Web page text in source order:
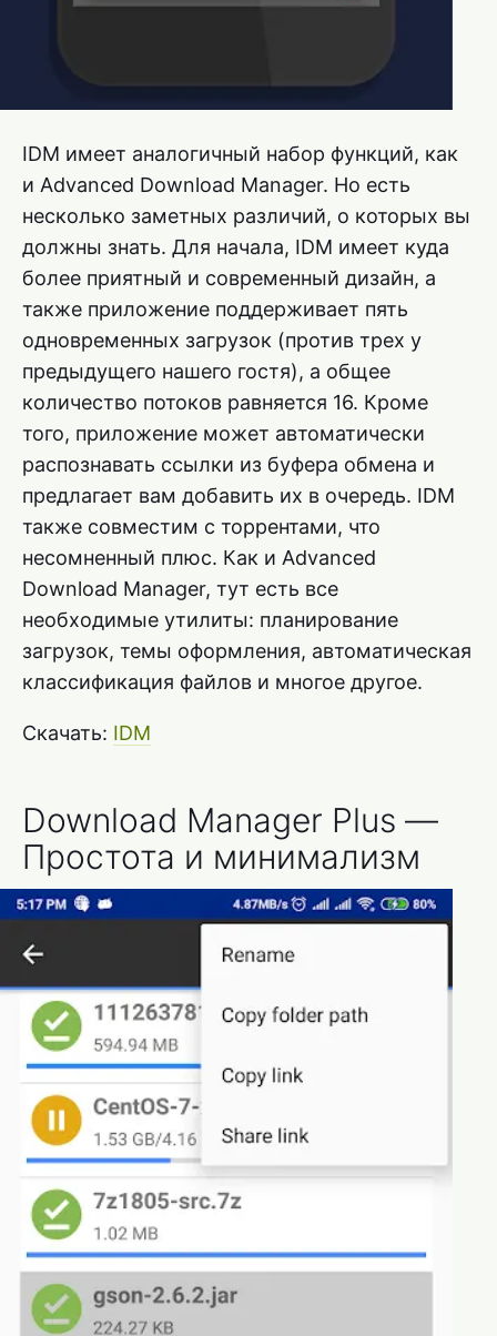
IDM имеет аналогичный набор функций, как
и Advanced Download Manager. Но есть
несколько заметных различий, о которых вы
должны знать. Для начала, IDM имеет куда
более приятный и современный дизайн, а
также приложение поддерживает пять
одновременных загрузок (против трех у
предыдущего нашего гостя), а общее
количество потоков равняется 16. Кроме
того, приложение может автоматически
распознавать ссылки из буфера обмена и
предлагает вам добавить их в очередь. IDM
также совместим с торрентами, что
несомненный плюс. Как и Advanced
Download Manager, тут есть все
необходимые утилиты: планирование
загрузок, темы оформления, автоматическая
классификация файлов и многое другое.
Скачать: IDM
Download Manager Plus —
Простота и минимализм